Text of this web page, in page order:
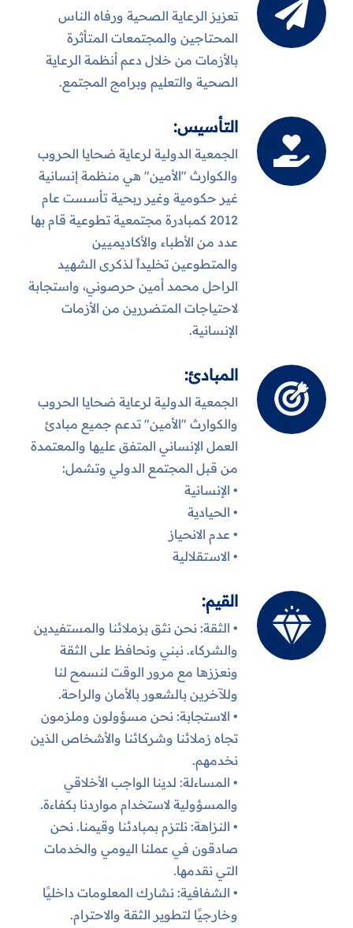
تعزيز الرعاية الصحية ورفاه الناس
المحتاجين والمجتمعات المتأثرة
بالأزمات من خلال دعم أنظمة الرعاية
الصحية والتعليم وبرامج المجتمع.
التأسيس:
الجمعية الدولية لرعاية ضحايا الحروب
والكوارث "الأمين" هي منظمة إنسانية
غير حكومية وغير ربحية تأسست عام
2012 كمبادرة مجتمعية تطوعية قام بها
عدد من الأطباء والأكاديميين
والمتطوعين تخليداً لذكرى الشهيد
الراحل محمد أمين حرصوني، واستجابة
لاحتياجات المتضررين من الأزمات
الإنسانية.
المبادئ:
الجمعية الدولية لرعاية ضحايا الحروب
والكوارث "الأمين" تدعم جميع مبادئ
العمل الإنساني المتفق عليها والمعتمدة
من قبل المجتمع الدولي وتشمل:
• الإنسانية
• الحيادية
• عدم الانحياز
• الاستقلالية
القيم:
• الثقة: نحن نثق بزملائنا والمستفيدين
والشركاء. نبني ونحافظ على الثقة
ونعززها مع مرور الوقت لنسمح لنا
وللآخرين بالشعور بالأمان والراحة.
• الاستجابة: نحن مسؤولون وملزمون
تجاه زملائنا وشركائنا والأشخاص الذين
نخدمهم.
• المساءلة: لدينا الواجب الأخلاقي
والمسؤولية لاستخدام مواردنا بكفاءة.
• النزاهة: نلتزم بمبادئنا وقيمنا. نحن
صادقون في عملنا اليومي والخدمات
التي نقدمها.
• الشفافية: نشارك المعلومات داخليًا
وخارجيًا لتطوير الثقة والاحترام.